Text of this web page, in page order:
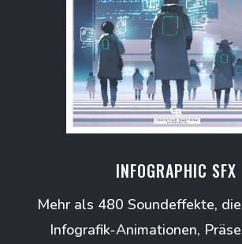
INFOGRAPHIC SFX
Mehr als 480 Soundeffekte,
Infografik-Animationen,